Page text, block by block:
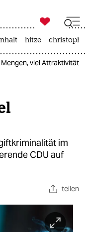

taz zahl ich
hitze
viel Attraktivität
im
CDU auf
teilen